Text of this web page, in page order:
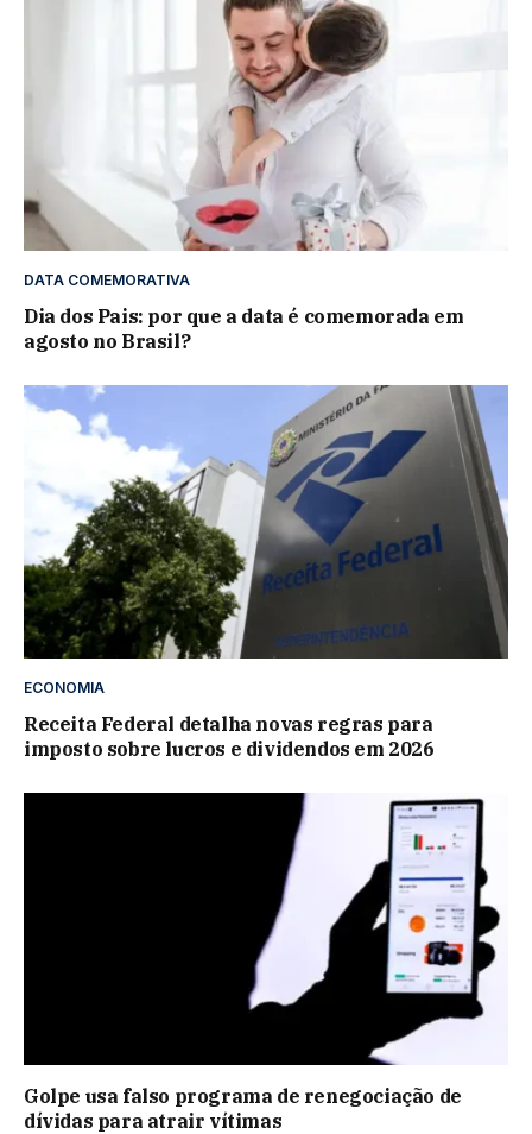
DATA COMEMORATIVA
Dia dos Pais: por que a data é comemorada em
agosto no Brasil?
ECONOMIA
Receita Federal detalha novas regras para
imposto sobre lucros e dividendos em 2026
Golpe usa falso programa de renegociação de
dívidas para atrair vítimas